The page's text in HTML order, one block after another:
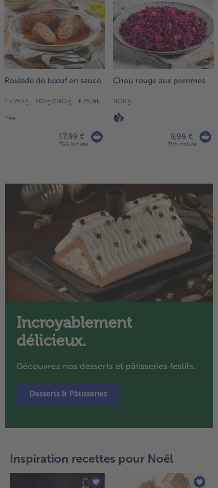
- 5 € à l’achat de 7 menus au choix
Roulade de bœuf en sauce
2 x 250 g = 500 g (1000 g = € 35,98)
17,99 €
TVA incluse
Chou rouge aux pommes
1000 g
9,99 €
TVA incluse
Incroyablement
délicieux.
Découvrez nos desserts et pâtisseries festifs.
Desserts & Pâtisseries
Inspiration recettes pour Noël